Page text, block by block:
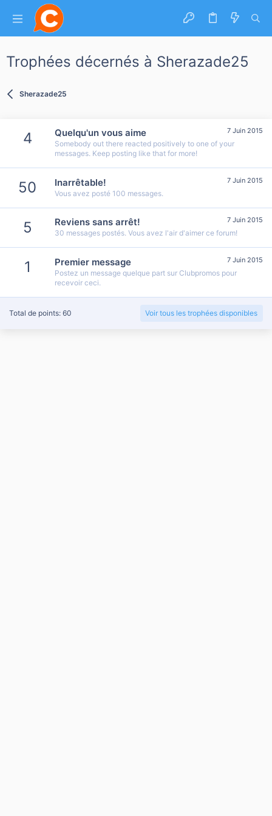
Trophées décernés à Sherazade25
Sherazade25
4 7 Juin 2015
Quelqu'un vous aime
Somebody out there reacted positively to one of your
messages. Keep posting like that for more!
50 7 Juin 2015
Inarrêtable!
Vous avez posté 100 messages.
5 7 Juin 2015
Reviens sans arrêt!
30 messages postés. Vous avez l'air d'aimer ce forum!
1 7 Juin 2015
Premier message
Postez un message quelque part sur Clubpromos pour
recevoir ceci.
Total de points: 60 Voir tous les trophées disponibles